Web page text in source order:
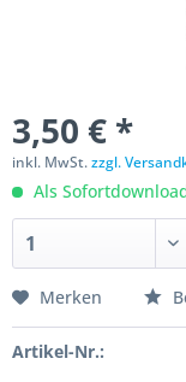
3,50 € *
inkl. MwSt.zzgl.
Als
Merken
Artikel-Nr.: